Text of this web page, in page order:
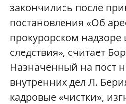
закончились после
постановления «Об
прокурорском надзоре
следствия», считает
Назначенный на пост
внутренних дел Л.
кадровые «чистки»,